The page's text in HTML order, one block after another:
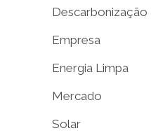
Descarbonização
Empresa
Energia Limpa
Mercado
Solar